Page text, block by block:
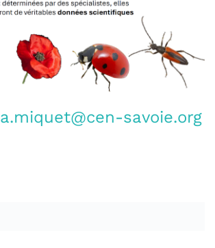
a.miquet@cen-savoie.org